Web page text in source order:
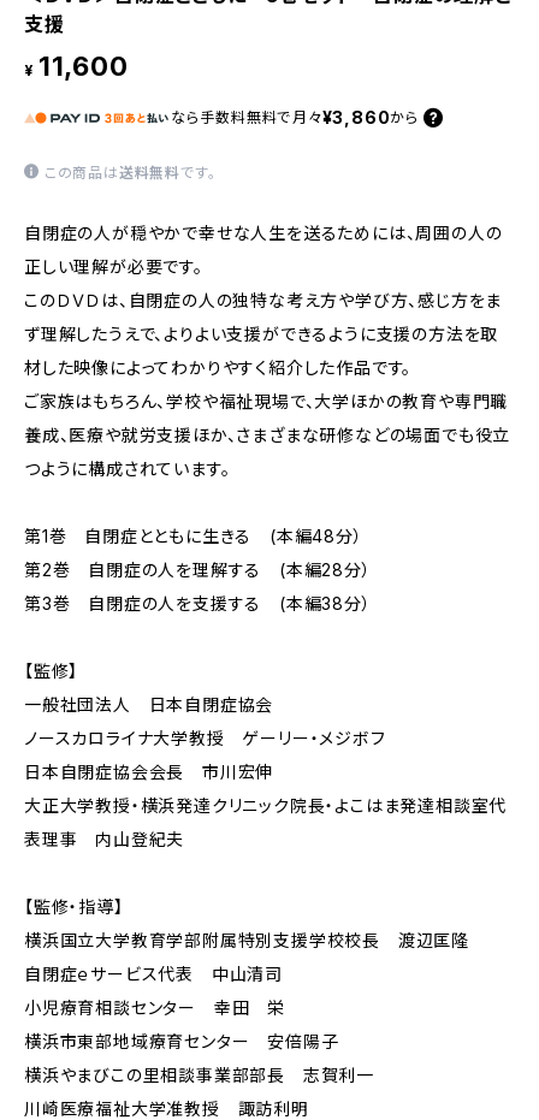
支援
¥ 11,600
なら 手数料無料で 月々¥3,860から
この商品は送料無料です。
自閉症の人が穏やかで幸せな人生を送るためには、周囲の人の
正しい理解が必要です。
このＤＶＤは、自閉症の人の独特な考え方や学び方、感じ方をま
ず理解したうえで、よりよい支援ができるように支援の方法を取
材した映像によってわかりやすく紹介した作品です。
ご家族はもちろん、学校や福祉現場で、大学ほかの教育や専門職
養成、医療や就労支援ほか、さまざまな研修などの場面でも役立
つように構成されています。
第1巻 自閉症とともに生きる (本編48分）
第2巻 自閉症の人を理解する (本編28分）
第3巻 自閉症の人を支援する (本編38分）
【監修】
一般社団法人 日本自閉症協会
ノースカロライナ大学教授 ゲーリー・メジボフ
日本自閉症協会会長 市川宏伸
大正大学教授・横浜発達クリニック院長・よこはま発達相談室代
表理事 内山登紀夫
【監修・指導】
横浜国立大学教育学部附属特別支援学校校長 渡辺匡隆
自閉症ｅサービス代表 中山清司
小児療育相談センター 幸田 栄
横浜市東部地域療育センター 安倍陽子
横浜やまびこの里相談事業部部長 志賀利一
川崎医療福祉大学准教授 諏訪利明